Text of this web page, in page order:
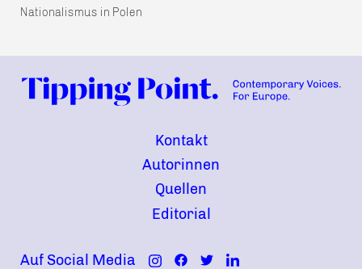
Nationalismus in Polen
Kontakt
Autorinnen
Quellen
Editorial
Auf Social Media